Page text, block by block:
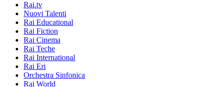
Rai.tv
Nuovi Talenti
Rai Educational
Rai Fiction
Rai Cinema
Rai Teche
Rai International
Rai Eri
Orchestra Sinfonica
Rai World